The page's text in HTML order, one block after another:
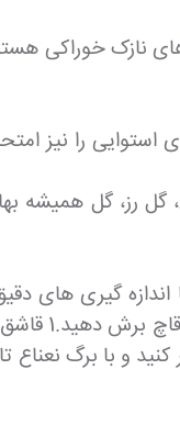
نازک خوراکی
را نیز
گل رز، گل همیشه
گیری های
کنید! هندوانه را به
و با برگ